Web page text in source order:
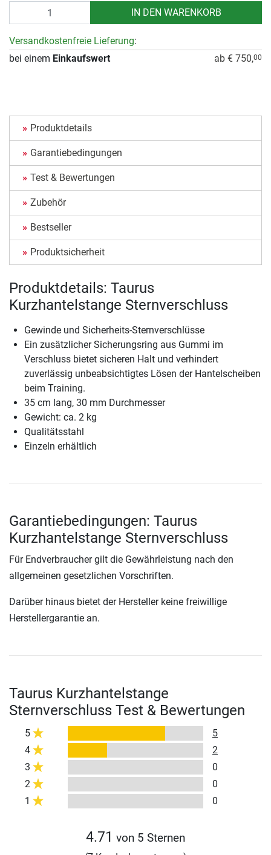
IN DEN WARENKORB
Versandkostenfreie Lieferung:
bei einem Einkaufswert ab € 750,00
Produktdetails
Garantiebedingungen
Test & Bewertungen
Zubehör
Bestseller
Produktsicherheit
Produktdetails: Taurus
Kurzhantelstange Sternverschluss
Gewinde und Sicherheits-Sternverschlüsse
Ein zusätzlicher Sicherungsring aus Gummi im
Verschluss bietet sicheren Halt und verhindert
zuverlässig unbeabsichtigtes Lösen der Hantelscheiben
beim Training.
35 cm lang, 30 mm Durchmesser
Gewicht: ca. 2 kg
Qualitätsstahl
Einzeln erhältlich
Garantiebedingungen: Taurus
Kurzhantelstange Sternverschluss
Für Endverbraucher gilt die Gewährleistung nach den
allgemeinen gesetzlichen Vorschriften.
Darüber hinaus bietet der Hersteller keine freiwillige
Herstellergarantie an.
Taurus Kurzhantelstange
Sternverschluss Test & Bewertungen
5
5
4
2
3
0
2
0
1
0
4.71 von 5 Sternen